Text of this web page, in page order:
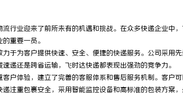
流行业迎来了前所未有的机遇和挑战。在众多快递企业中
重要一员。
于为客户提供快速、安全、便捷的快递服务。公司采用
递还是跨省运输，飞时达快递都表现出强劲的竞争力。
户体验，建立了完善的客服体系和售后服务机制。客户
注重包裹安全，采用智能监控设备和高标准的包装方案